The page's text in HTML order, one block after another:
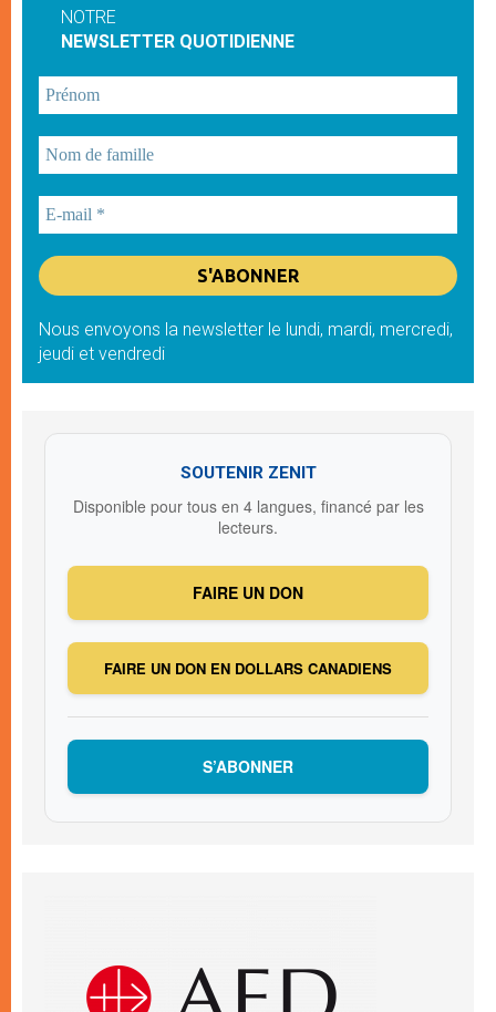
NOTRE
NEWSLETTER QUOTIDIENNE
Nous envoyons la newsletter le lundi, mardi, mercredi,
jeudi et vendredi
SOUTENIR ZENIT
Disponible pour tous en 4 langues, financé par les
lecteurs.
FAIRE UN DON
FAIRE UN DON EN DOLLARS CANADIENS
S’ABONNER